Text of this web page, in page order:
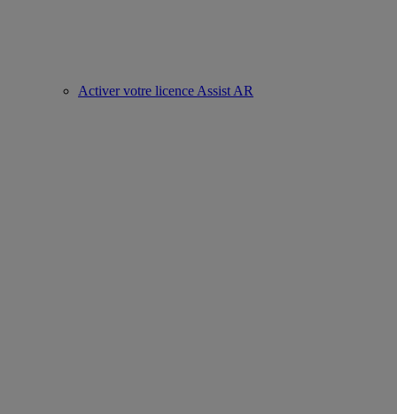
Activer votre licence Assist AR